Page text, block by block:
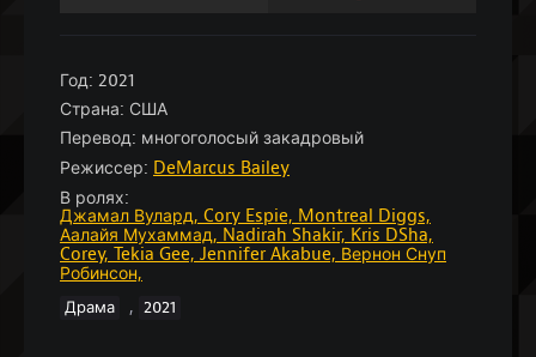
Год: 2021
Страна: США
Перевод: многоголосый закадровый
Режиссер: DeMarcus Bailey
В ролях:
Джамал Вулард, Cory Espie, Montreal Diggs,
Аалайя Мухаммад, Nadirah Shakir, Kris DSha,
Corey, Tekia Gee, Jennifer Akabue, Вернон Снуп
Робинсон,
Драма , 2021